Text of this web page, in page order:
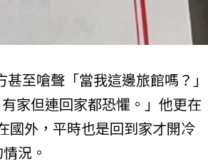
至嗆聲「當我這邊旅館嗎？」
家但連回家都恐懼。」他更在
國外，平時也是回到家才開冷
況。